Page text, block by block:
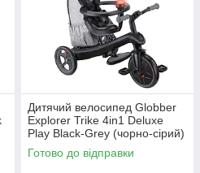
Дитячий велосипед Globber
Explorer Trike 4in1 Deluxe
Play Black-Grey (чорно-сірий)
Готово до відправки